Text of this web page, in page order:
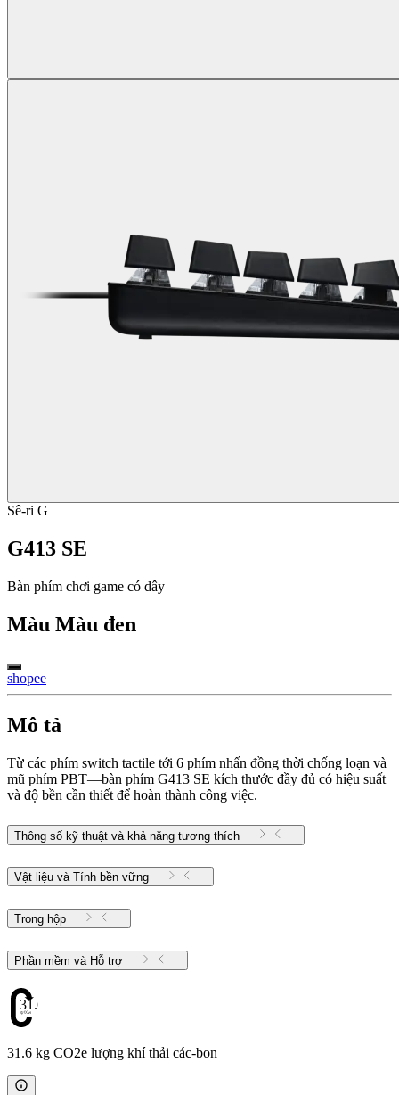
Sê-ri G
G413 SE
Bàn phím chơi game có dây
Màu Màu đen
shopee
Mô tả
Từ các phím switch tactile tới 6 phím nhấn đồng thời chống loạn và
mũ phím PBT—bàn phím G413 SE kích thước đầy đủ có hiệu suất
và độ bền cần thiết để hoàn thành công việc.
Thông số kỹ thuật và khả năng tương thích
Vật liệu và Tính bền vững
Trong hộp
Phần mềm và Hỗ trợ
31.6
31.6 kg CO2e lượng khí thải các-bon